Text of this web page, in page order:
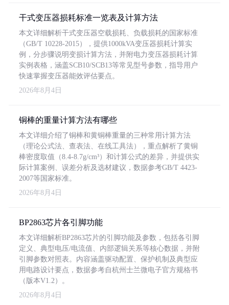
干式变压器损耗标准一览表及计算方法
本文详细解析干式变压器空载损耗、负载损耗的国家标准
（GB/T 10228-2015），提供1000kVA变压器损耗计算实
例，分步骤说明变损计算方法，并附电力变压器损耗计算
实例表格，涵盖SCB10/SCB13等常见型号参数，指导用户
快速掌握变压器能效评估要点。
2026年8月4日
铜棒的重量计算方法有哪些
本文详细介绍了铜棒和黄铜棒重量的三种常用计算方法
（理论公式法、查表法、在线工具法），重点解析了黄铜
棒密度取值（8.4-8.7g/cm³）和计算公式的差异，并提供实
际计算案例、误差分析及选材建议，数据参考GB/T 4423-
2007等国家标准。
2026年8月4日
BP2863芯片各引脚功能
本文详细解析BP2863芯片的引脚功能及参数，包括各引脚
定义、典型电压/电流值、内部逻辑关系等核心数据，并附
引脚参数对照表。内容涵盖驱动配置、保护机制及典型应
用电路设计要点，数据参考自杭州士兰微电子官方规格书
（版本V1.2）。
2026年8月4日